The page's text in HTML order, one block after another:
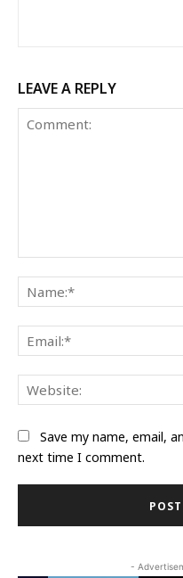
LEAVE A REPLY
Save my name, email,
next time I comment.
-